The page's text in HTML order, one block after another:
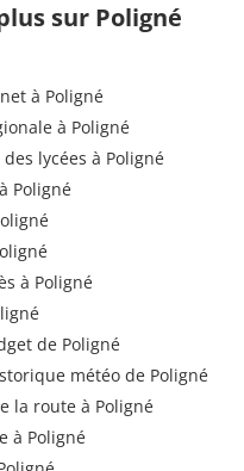
sur Poligné
à Poligné
à Poligné
lycées à Poligné
Poligné
à Poligné
de Poligné
météo de Poligné
la route à Poligné
à Poligné